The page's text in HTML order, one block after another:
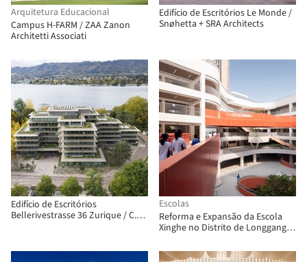
Arquitetura Educacional
Campus H-FARM / ZAA Zanon
Architetti Associati
Edifício de Escritórios Le Monde /
Snøhetta + SRA Architects
Edifício de Escritórios
Bellerivestrasse 36 Zurique / C.F.
Escolas
Reforma e Expansão da Escola
Xinghe no Distrito de Longgang,